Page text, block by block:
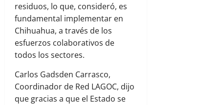
residuos, lo que, consideró, es
fundamental implementar en
Chihuahua, a través de los
esfuerzos colaborativos de
todos los sectores.
Carlos Gadsden Carrasco,
Coordinador de Red LAGOC, dijo
que gracias a que el Estado se